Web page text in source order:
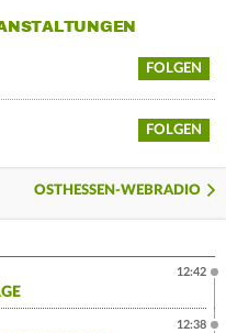
FOLGEN
FOLGEN
OSTHESSEN-WEBRADIO
12:42
12:38